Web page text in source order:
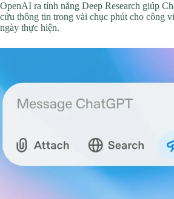
OpenAI ra tính năng Deep Research giúp
cứu thông tin trong vài chục phút cho công
ngày thực hiện.